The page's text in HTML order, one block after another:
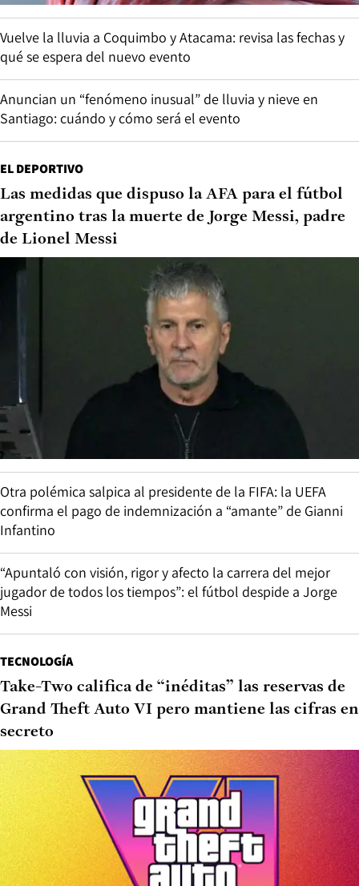
Vuelve la lluvia a Coquimbo y Atacama: revisa las fechas y
qué se espera del nuevo evento
Anuncian un “fenómeno inusual” de lluvia y nieve en
Santiago: cuándo y cómo será el evento
EL DEPORTIVO
Las medidas que dispuso la AFA para el fútbol
argentino tras la muerte de Jorge Messi, padre
de Lionel Messi
Otra polémica salpica al presidente de la FIFA: la UEFA
confirma el pago de indemnización a “amante” de Gianni
Infantino
“Apuntaló con visión, rigor y afecto la carrera del mejor
jugador de todos los tiempos”: el fútbol despide a Jorge
Messi
TECNOLOGÍA
Take-Two califica de “inéditas” las reservas de
Grand Theft Auto VI pero mantiene las cifras en
secreto